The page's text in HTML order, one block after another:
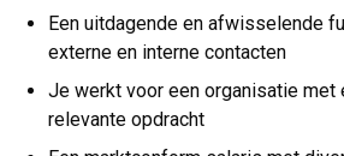
Een uitdagende en afwisselende
externe en interne contacten
Je werkt voor een organisatie met
relevante opdracht